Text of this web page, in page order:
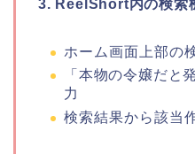
3. ReelShort内の検索
ホーム画面上部の
「本物の令嬢だと
力
検索結果から該当